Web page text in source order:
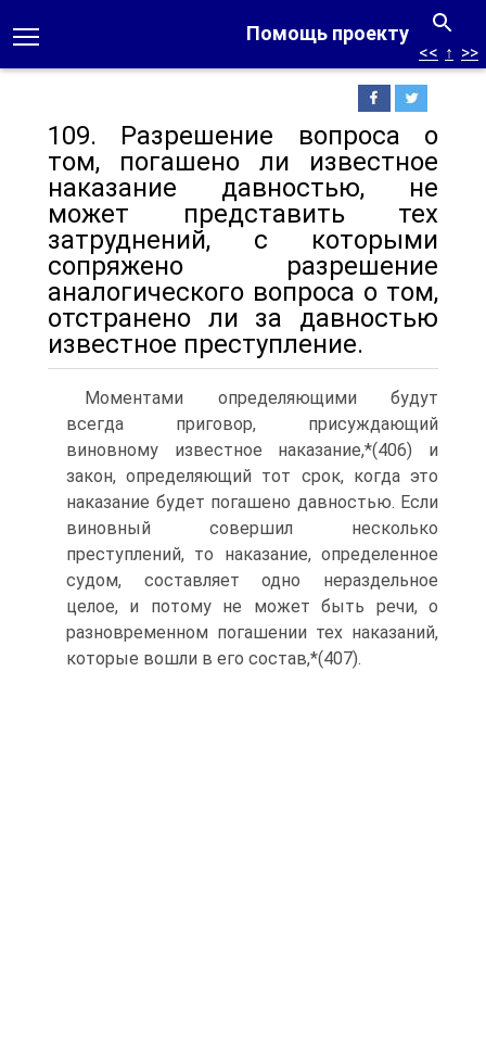
Помощь проекту
<< ↑ >>
109. Разрешение вопроса о
том, погашено ли известное
наказание давностью, не
может представить тех
затруднений, с которыми
сопряжено разрешение
аналогического вопроса о том,
отстранено ли за давностью
известное преступление.
Моментами определяющими будут
всегда приговор, присуждающий
виновному известное наказание,*(406) и
закон, определяющий тот срок, когда это
наказание будет погашено давностью. Если
виновный совершил несколько
преступлений, то наказание, определенное
судом, составляет одно нераздельное
целое, и потому не может быть речи, о
разновременном погашении тех наказаний,
которые вошли в его состав,*(407).